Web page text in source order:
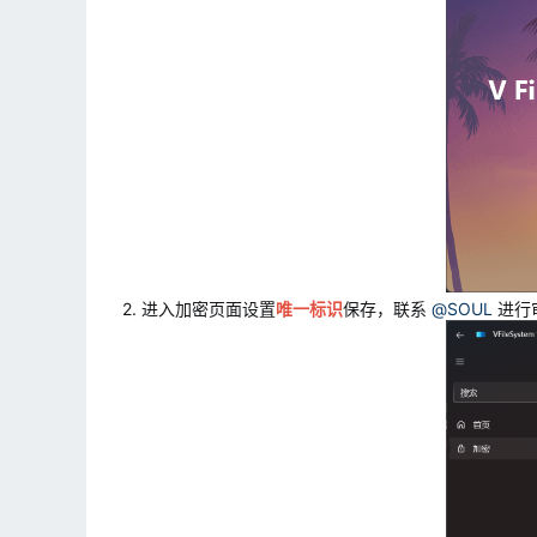
2. 进入加密页面设置唯一标识保存，联系 @SOUL 进行